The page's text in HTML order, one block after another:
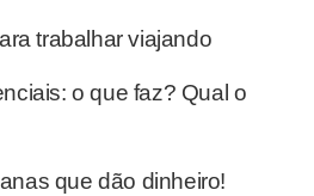
trabalhar viajando
o que faz? Qual o
que dão dinheiro!